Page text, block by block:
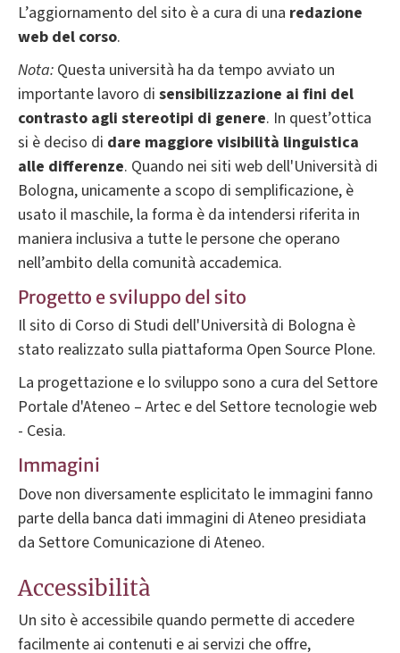
L’aggiornamento del sito è a cura di una redazione
web del corso.
Nota: Questa università ha da tempo avviato un
importante lavoro di sensibilizzazione ai fini del
contrasto agli stereotipi di genere. In quest’ottica
si è deciso di dare maggiore visibilità linguistica
alle differenze. Quando nei siti web dell'Università di
Bologna, unicamente a scopo di semplificazione, è
usato il maschile, la forma è da intendersi riferita in
maniera inclusiva a tutte le persone che operano
nell’ambito della comunità accademica.
Progetto e sviluppo del sito
Il sito di Corso di Studi dell'Università di Bologna è
stato realizzato sulla piattaforma Open Source Plone.
La progettazione e lo sviluppo sono a cura del Settore
Portale d'Ateneo – Artec e del Settore tecnologie web
- Cesia.
Immagini
Dove non diversamente esplicitato le immagini fanno
parte della banca dati immagini di Ateneo presidiata
da Settore Comunicazione di Ateneo.
Accessibilità
Un sito è accessibile quando permette di accedere
facilmente ai contenuti e ai servizi che offre,